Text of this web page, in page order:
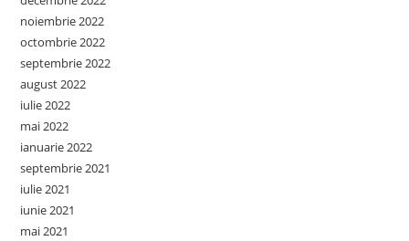
noiembrie 2022
octombrie 2022
septembrie 2022
august 2022
iulie 2022
mai 2022
ianuarie 2022
septembrie 2021
iulie 2021
iunie 2021
mai 2021